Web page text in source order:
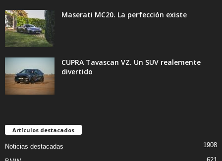
Maserati MC20. La perfección existe
CUPRA Tavascan VZ. Un SUV realemente
divertido
Artículos destacados
Noticias destacadas 1908